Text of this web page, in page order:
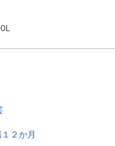
２か月